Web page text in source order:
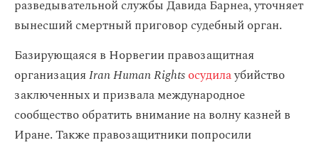
разведывательной службы Давида Барнеа, уточняет
вынесший смертный приговор судебный орган.
Базирующаяся в Норвегии правозащитная
организацияIran Human Rightsосудилаубийство
заключенных и призвала международное
сообщество обратить внимание на волну казней в
Иране. Также правозащитники попросили